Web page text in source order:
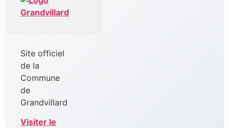
Site officiel
de la
Commune
de
Grandvillard
Visiter le